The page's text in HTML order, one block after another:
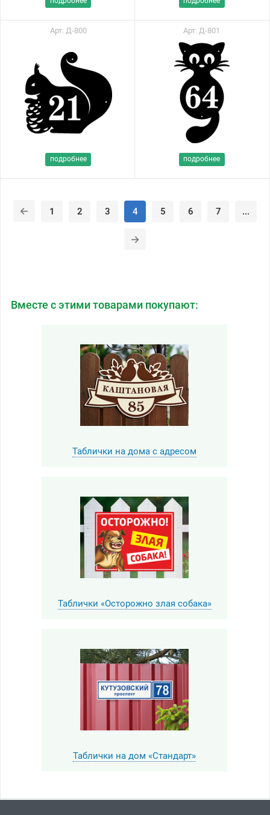
Арт. Д-800
подробнее
Арт. Д-801
подробнее
1 2 3 4 5 6 7 ...
Вместе с этими товарами покупают:
Таблички на дома с адресом
Таблички «Осторожно злая собака»
Таблички на дом «Стандарт»